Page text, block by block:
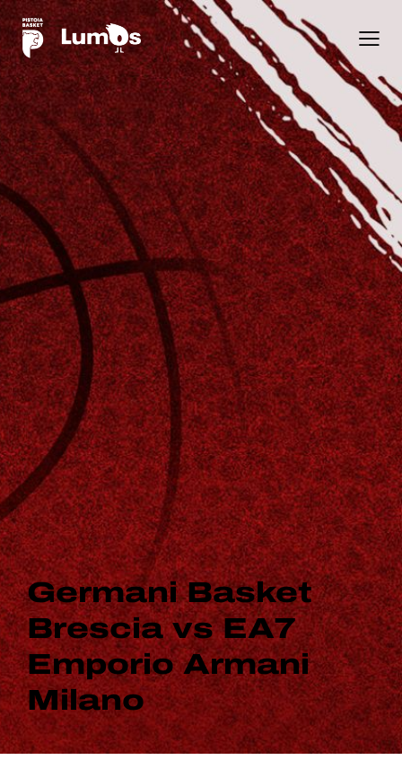
Germani Basket
Brescia vs EA7
Emporio Armani
Milano